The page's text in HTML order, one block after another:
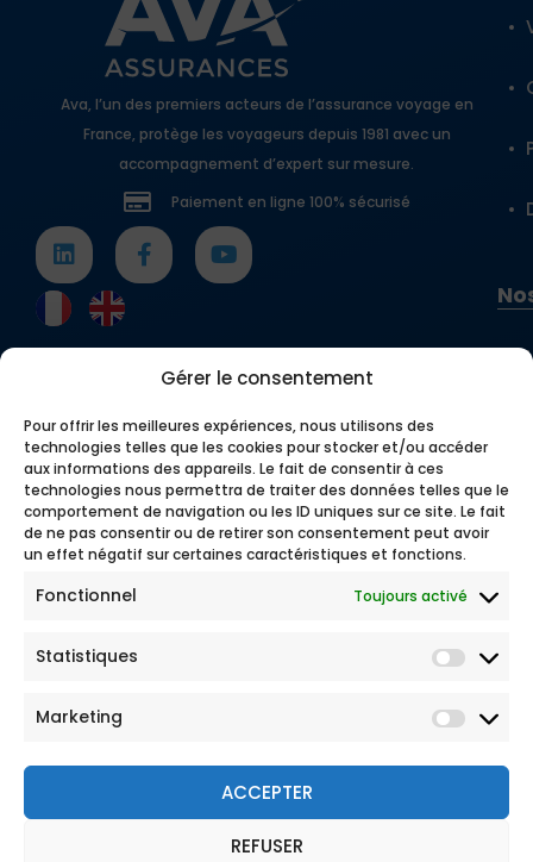
Gérer le consentement
Pour offrir les meilleures expériences, nous utilisons des
technologies telles que les cookies pour stocker et/ou accéder
aux informations des appareils. Le fait de consentir à ces
technologies nous permettra de traiter des données telles que le
comportement de navigation ou les ID uniques sur ce site. Le fait
de ne pas consentir ou de retirer son consentement peut avoir
un effet négatif sur certaines caractéristiques et fonctions.
Fonctionnel Toujours activé
Statistiques
Marketing
ACCEPTER
REFUSER
Ava, l’un des premiers acteurs de l’assurance voyage en
France, protège les voyageurs depuis 1981 avec un
accompagnement d’expert sur mesure.
Paiement en ligne 100% sécurisé